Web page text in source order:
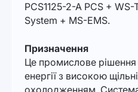
PCS1125-2-A PCS +
System + MS-EMS.
Призначення
Це промислове
енергії з високою
охолодженням. Система